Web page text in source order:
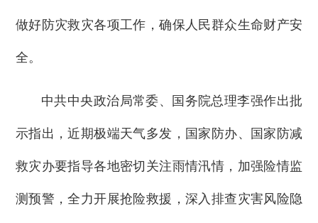
做好防灾救灾各项工作，确保人民群众生命财产安
全。
中共中央政治局常委、国务院总理李强作出批
示指出，近期极端天气多发，国家防办、国家防减
救灾办要指导各地密切关注雨情汛情，加强险情监
测预警，全力开展抢险救援，深入排查灾害风险隐